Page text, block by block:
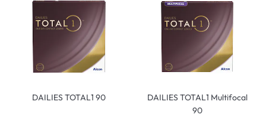
DAILIES TOTAL1 90
DAILIES TOTAL1 Multifocal
90